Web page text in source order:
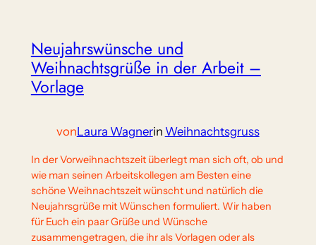
Neujahrswünsche und
Weihnachtsgrüße in der Arbeit –
Vorlage
vonLaura Wagnerin Weihnachtsgruss
In der Vorweihnachtszeit überlegt man sich oft, ob und
wie man seinen Arbeitskollegen am Besten eine
schöne Weihnachtszeit wünscht und natürlich die
Neujahrsgrüße mit Wünschen formuliert. Wir haben
für Euch ein paar Grüße und Wünsche
zusammengetragen, die ihr als Vorlagen oder als